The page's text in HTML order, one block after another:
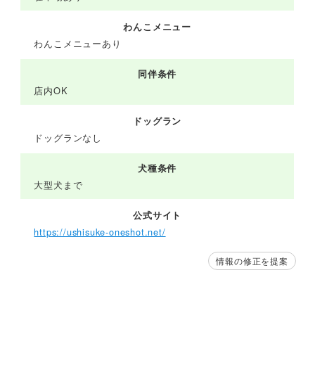
わんこメニュー
わんこメニューあり
同伴条件
店内OK
ドッグラン
ドッグランなし
犬種条件
大型犬まで
公式サイト
https://ushisuke-oneshot.net/
情報の修正を提案